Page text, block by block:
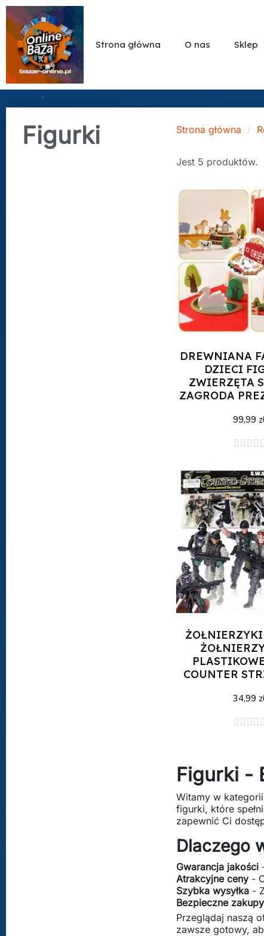
Strona główna O nas Sklep
Figurki Strona główna
Jest 5 produktów.
DREWNIANA
DZIECI
ZWIERZĘTA
ZAGRODA
99,99
    
Dodaj do
COUNTER
34,99
    
Dodaj do
Figurki -
Witamy w kategorii
figurki, które
zapewnić Ci
Dlaczego
Gwarancja jakości
Atrakcyjne ceny-
Szybka wysyłka -
Bezpieczne zakupy
Przeglądaj naszą
zawsze gotowy,